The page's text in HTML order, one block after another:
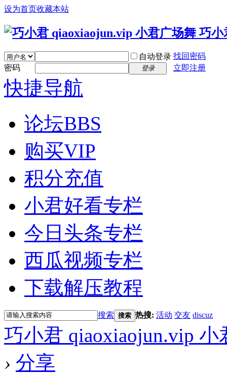
设为首页收藏本站
自动登录 找回密码
密码
登录 立即注册
快捷导航
论坛BBS
购买VIP
积分充值
小君好看专栏
今日头条专栏
西瓜视频专栏
下载解压教程
搜索 搜索 热搜: 活动 交友 discuz
巧小君 qiaoxiaojun.vip
› 分享